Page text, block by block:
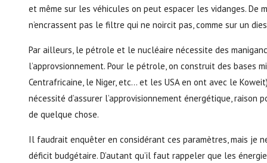
et même sur les véhicules on peut espacer les vidanges.
n’encrassent pas le filtre qui ne noircit pas, comme sur un
Par ailleurs, le pétrole et le nucléaire nécessite des
l’approvsionnement. Pour le pétrole, on construit des bases
Centrafricaine, le Niger, etc… et les USA en ont avec le
nécessité d’assurer l’approvisionnement énergétique,
de quelque chose.
Il faudrait enquêter en considérant ces paramètres, mais je
déficit budgétaire. D’autant qu’il faut rappeler que les